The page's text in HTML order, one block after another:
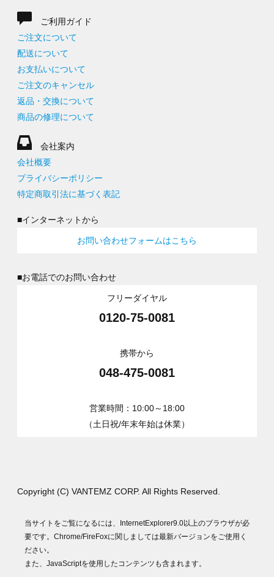
ご利用ガイド
ご注文について
配送について
お支払いについて
ご注文のキャンセル
返品・交換について
商品の修理について
会社案内
会社概要
プライバシーポリシー
特定商取引法に基づく表記
■インターネットから
お問い合わせフォームはこちら
■お電話でのお問い合わせ
フリーダイヤル
0120-75-0081
携帯から
048-475-0081
営業時間：10:00～18:00
（土日祝/年末年始は休業）
Copyright (C) VANTEMZ CORP. All Rights Reserved.
当サイトをご覧になるには、InternetExplorer9.0以上のブラウザが必
要です。Chrome/FireFoxに関しましては最新バージョンをご使用く
ださい。
また、JavaScriptを使用したコンテンツも含まれます。